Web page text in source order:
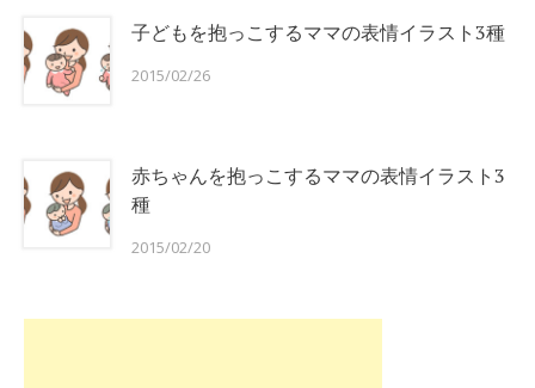
子どもを抱っこするママの表情イラスト3種
2015/02/26
赤ちゃんを抱っこするママの表情イラスト3
種
2015/02/20